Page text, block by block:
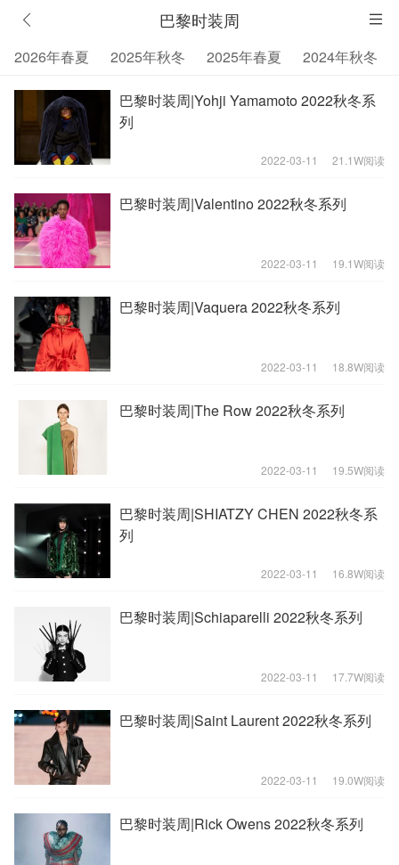
巴黎时装周
2026年春夏 2025年秋冬 2025年春夏 2024年秋冬
巴黎时装周|Yohji Yamamoto 2022秋冬系
列
2022-03-11 21.1W阅读
巴黎时装周|Valentino 2022秋冬系列
2022-03-11 19.1W阅读
巴黎时装周|Vaquera 2022秋冬系列
2022-03-11 18.8W阅读
巴黎时装周|The Row 2022秋冬系列
2022-03-11 19.5W阅读
巴黎时装周|SHIATZY CHEN 2022秋冬系
列
2022-03-11 16.8W阅读
巴黎时装周|Schiaparelli 2022秋冬系列
2022-03-11 17.7W阅读
巴黎时装周|Saint Laurent 2022秋冬系列
2022-03-11 19.0W阅读
巴黎时装周|Rick Owens 2022秋冬系列